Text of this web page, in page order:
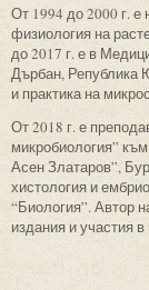
От 1994 до 2000 г. е
физиология на
до 2017 г. е в
Дърбан, Република
и практика на
От 2018 г. е
микробиология”
Асен Златаров”,
хистология и
“Биология”. Автор
издания и участия